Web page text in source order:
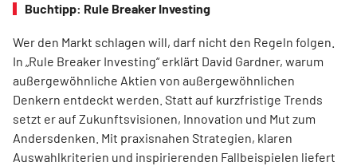
Buchtipp: Rule Breaker Investing
Wer den Markt schlagen will, darf nicht den Regeln folgen.
In „Rule Breaker Investing“ erklärt David Gardner, warum
außergewöhnliche Aktien von außer­gewöhnlichen
Denkern entdeckt werden. Statt auf kurzfristige Trends
setzt er auf Zukunftsvisionen, Innovation und Mut zum
Andersdenken. Mit praxisnahen Strategien, klaren
Auswahlkriterien und inspirierenden Fallbeispielen liefert